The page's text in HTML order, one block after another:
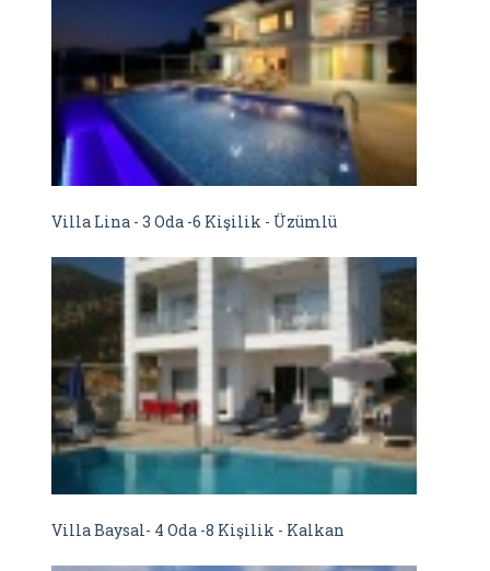
Villa Lina - 3 Oda -6 Kişilik - Üzümlü
Villa Baysal- 4 Oda -8 Kişilik - Kalkan